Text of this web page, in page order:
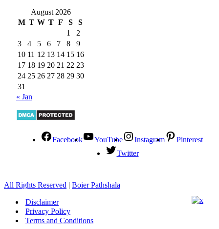
August 2026
M T W T F S
S
1
2
3
4 5 6 7 8
9
10 11 12 13 14 15 16
17 18 19 20 21 22 23
24 25 26 27 28 29 30
31
« Jan
Facebook YouTube Instagram
Pinterest
Twitter
All Rights Reserved | Boier Pathshala
Disclaimer
Privacy Policy
Terms and Conditions